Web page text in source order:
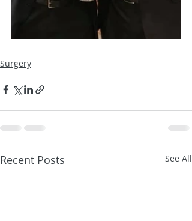
Surgery
Recent Posts See All